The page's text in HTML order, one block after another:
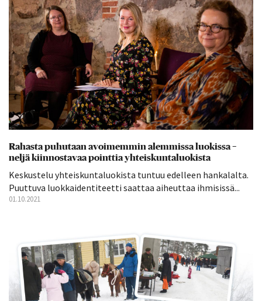
Rahasta puhutaan avoimemmin alemmissa luokissa −
neljä kiinnostavaa pointtia yhteiskuntaluokista
Keskustelu yhteiskuntaluokista tuntuu edelleen hankalalta.
Puuttuva luokkaidentiteetti saattaa aiheuttaa ihmisissä...
01.10.2021